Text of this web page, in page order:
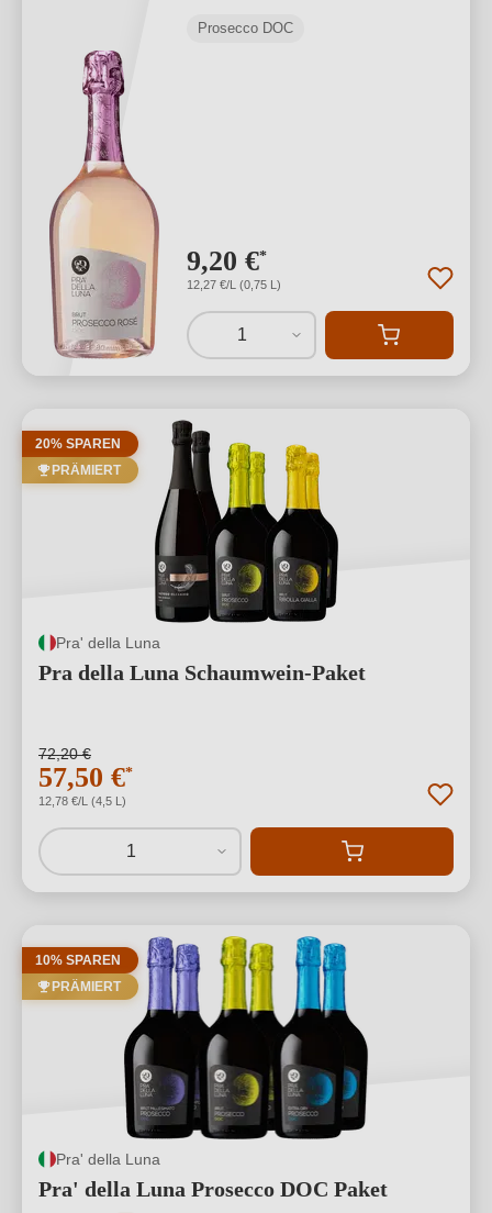
Prosecco DOC
9,20 €*
12,27 €/L (0,75 L)
1
20% SPAREN
PRÄMIERT
Pra' della Luna
Pra della Luna Schaumwein-Paket
72,20 €
57,50 €*
12,78 €/L (4,5 L)
1
10% SPAREN
PRÄMIERT
Pra' della Luna
Pra' della Luna Prosecco DOC Paket